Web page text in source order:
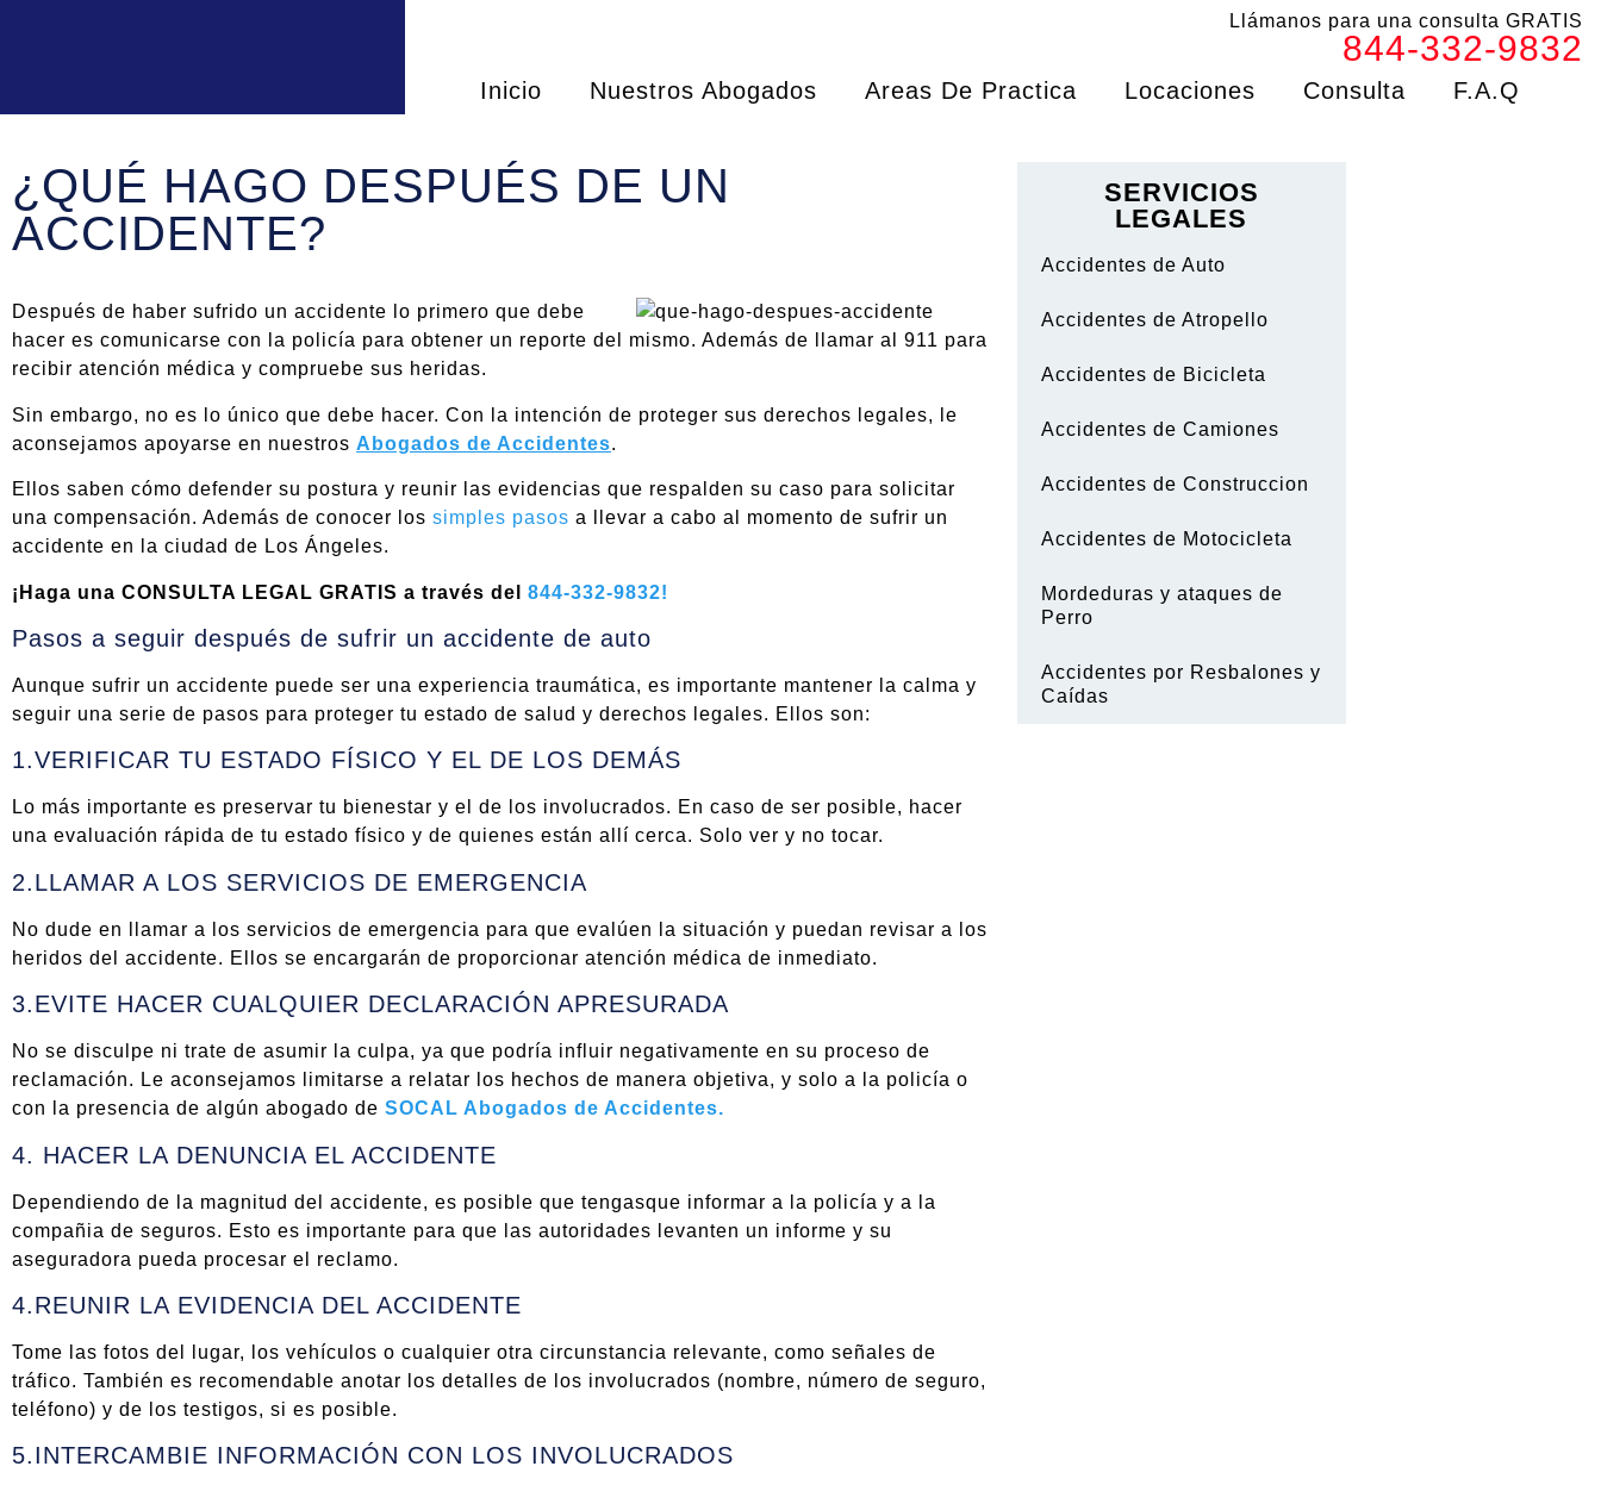
Llámanos para una consulta GRATIS
844-332-9832
Inicio Nuestros Abogados Areas De Practica Locaciones Consulta F.A.Q
¿QUÉ HAGO DESPUÉS DE UN
ACCIDENTE?
Después de haber sufrido un accidente lo primero que debe
hacer es comunicarse con la policía para obtener un reporte del mismo. Además de llamar al 911 para
recibir atención médica y compruebe sus heridas.
Sin embargo, no es lo único que debe hacer. Con la intención de proteger sus derechos legales, le
aconsejamos apoyarse en nuestros Abogados de Accidentes.
Ellos saben cómo defender su postura y reunir las evidencias que respalden su caso para solicitar
una compensación. Además de conocer los simples pasos a llevar a cabo al momento de sufrir un
accidente en la ciudad de Los Ángeles.
¡Haga una CONSULTA LEGAL GRATIS a través del 844-332-9832!
Pasos a seguir después de sufrir un accidente de auto
Aunque sufrir un accidente puede ser una experiencia traumática, es importante mantener la calma y
seguir una serie de pasos para proteger tu estado de salud y derechos legales. Ellos son:
1.VERIFICAR TU ESTADO FÍSICO Y EL DE LOS DEMÁS
Lo más importante es preservar tu bienestar y el de los involucrados. En caso de ser posible, hacer
una evaluación rápida de tu estado físico y de quienes están allí cerca. Solo ver y no tocar.
2.LLAMAR A LOS SERVICIOS DE EMERGENCIA
No dude en llamar a los servicios de emergencia para que evalúen la situación y puedan revisar a los
heridos del accidente. Ellos se encargarán de proporcionar atención médica de inmediato.
3.EVITE HACER CUALQUIER DECLARACIÓN APRESURADA
No se disculpe ni trate de asumir la culpa, ya que podría influir negativamente en su proceso de
reclamación. Le aconsejamos limitarse a relatar los hechos de manera objetiva, y solo a la policía o
con la presencia de algún abogado de SOCAL Abogados de Accidentes.
4. HACER LA DENUNCIA EL ACCIDENTE
Dependiendo de la magnitud del accidente, es posible que tengasque informar a la policía y a la
compañia de seguros. Esto es importante para que las autoridades levanten un informe y su
aseguradora pueda procesar el reclamo.
4.REUNIR LA EVIDENCIA DEL ACCIDENTE
Tome las fotos del lugar, los vehículos o cualquier otra circunstancia relevante, como señales de
tráfico. También es recomendable anotar los detalles de los involucrados (nombre, número de seguro,
teléfono) y de los testigos, si es posible.
5.INTERCAMBIE INFORMACIÓN CON LOS INVOLUCRADOS
SERVICIOS
LEGALES
Accidentes de Auto
Accidentes de Atropello
Accidentes de Bicicleta
Accidentes de Camiones
Accidentes de Construccion
Accidentes de Motocicleta
Mordeduras y ataques de
Perro
Accidentes por Resbalones y
Caídas